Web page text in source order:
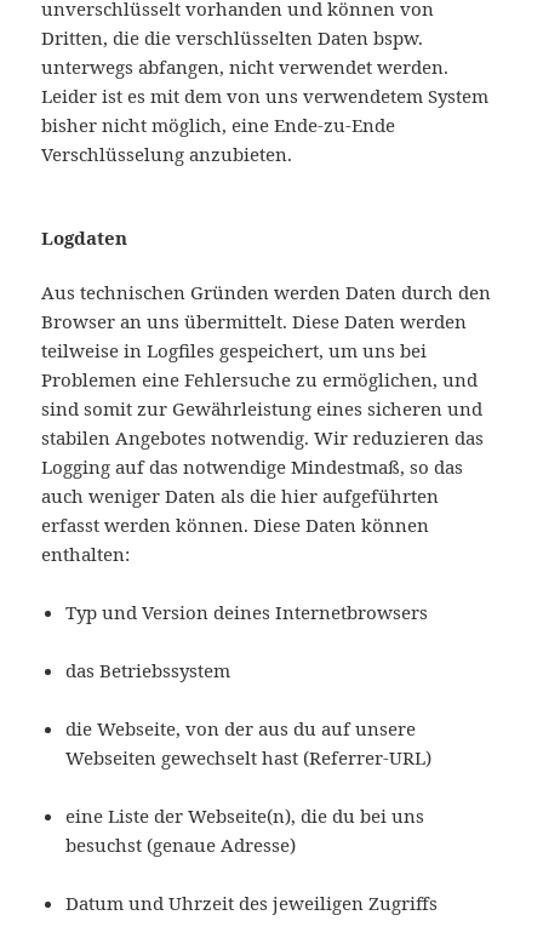
unverschlüsselt vorhanden und können von
Dritten, die die verschlüsselten Daten bspw.
unterwegs abfangen, nicht verwendet werden.
Leider ist es mit dem von uns verwendetem System
bisher nicht möglich, eine Ende-zu-Ende
Verschlüsselung anzubieten.
Logdaten
Aus technischen Gründen werden Daten durch den
Browser an uns übermittelt. Diese Daten werden
teilweise in Logfiles gespeichert, um uns bei
Problemen eine Fehlersuche zu ermöglichen, und
sind somit zur Gewährleistung eines sicheren und
stabilen Angebotes notwendig. Wir reduzieren das
Logging auf das notwendige Mindestmaß, so das
auch weniger Daten als die hier aufgeführten
erfasst werden können. Diese Daten können
enthalten:
Typ und Version deines Internetbrowsers
das Betriebssystem
die Webseite, von der aus du auf unsere
Webseiten gewechselt hast (Referrer-URL)
eine Liste der Webseite(n), die du bei uns
besuchst (genaue Adresse)
Datum und Uhrzeit des jeweiligen Zugriffs